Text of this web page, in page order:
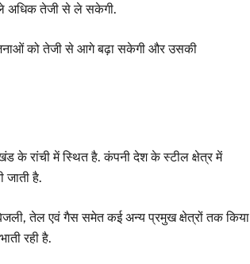
अधिक तेजी से ले सकेगी.
को तेजी से आगे बढ़ा सकेगी और उसकी
के रांची में स्थित है. कंपनी देश के स्टील क्षेत्र में
जाती है.
तेल एवं गैस समेत कई अन्य प्रमुख क्षेत्रों तक किया
रही है.